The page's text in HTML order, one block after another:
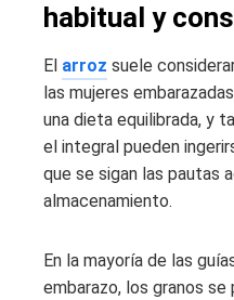
habitual y
El arroz suele
las mujeres
una dieta equilibrada, y
el integral pueden
que se sigan las pautas
almacenamiento.
En la mayoría de las
embarazo, los granos